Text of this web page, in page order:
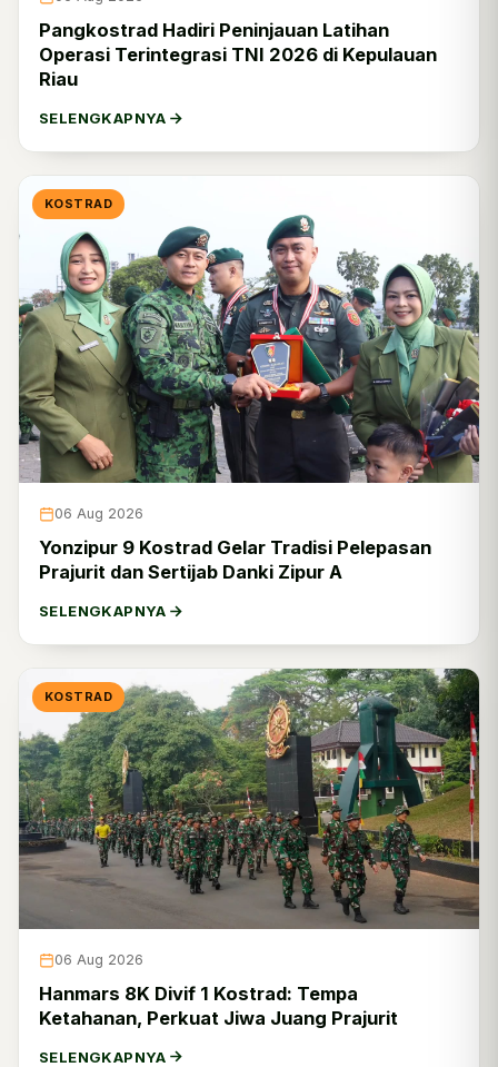
Pangkostrad Hadiri Peninjauan Latihan
Operasi Terintegrasi TNI 2026 di Kepulauan
Riau
SELENGKAPNYA
KOSTRAD
06 Aug 2026
Yonzipur 9 Kostrad Gelar Tradisi Pelepasan
Prajurit dan Sertijab Danki Zipur A
SELENGKAPNYA
KOSTRAD
06 Aug 2026
Hanmars 8K Divif 1 Kostrad: Tempa
Ketahanan, Perkuat Jiwa Juang Prajurit
SELENGKAPNYA